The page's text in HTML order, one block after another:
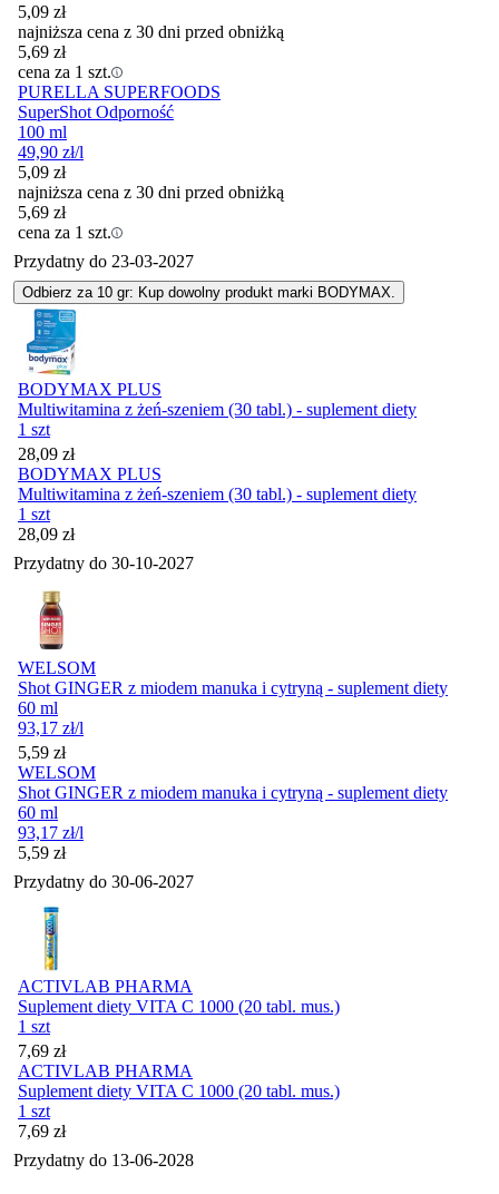
5,09 zł
najniższa cena z 30 dni przed obniżką
5,69 zł
cena za 1 szt.
PURELLA SUPERFOODS
SuperShot Odporność
100 ml
49,90 zł/l
5,09 zł
najniższa cena z 30 dni przed obniżką
5,69 zł
cena za 1 szt.
Przydatny do 23-03-2027
Odbierz za 10 gr: Kup dowolny produkt marki BODYMAX.
BODYMAX PLUS
Multiwitamina z żeń-szeniem (30 tabl.) - suplement diety
1 szt
Cena
28,09 zł
BODYMAX PLUS
Multiwitamina z żeń-szeniem (30 tabl.) - suplement diety
1 szt
Cena
28,09 zł
Przydatny do 30-10-2027
WELSOM
Shot GINGER z miodem manuka i cytryną - suplement diety
60 ml
93,17 zł/l
Cena
5,59 zł
WELSOM
Shot GINGER z miodem manuka i cytryną - suplement diety
60 ml
93,17 zł/l
Cena
5,59 zł
Przydatny do 30-06-2027
ACTIVLAB PHARMA
Suplement diety VITA C 1000 (20 tabl. mus.)
1 szt
Cena
7,69 zł
ACTIVLAB PHARMA
Suplement diety VITA C 1000 (20 tabl. mus.)
1 szt
Cena
7,69 zł
Przydatny do 13-06-2028